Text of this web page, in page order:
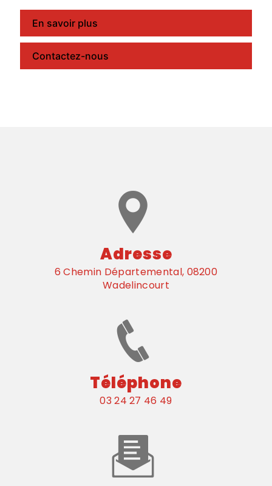
En savoir plus
Contactez-nous
Adresse
6 Chemin Départemental, 08200
Wadelincourt
Téléphone
03 24 27 46 49